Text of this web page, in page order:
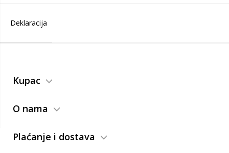
Deklaracija
Kupac
O nama
Plaćanje i dostava